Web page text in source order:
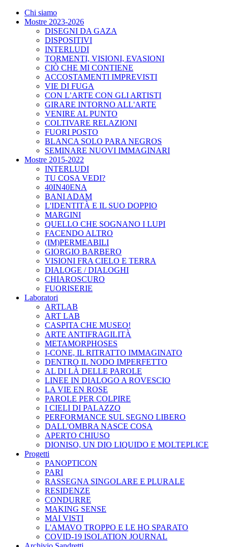
Chi siamo
Mostre 2023-2026
DISEGNI DA GAZA
DISPOSITIVI
INTERLUDI
TORMENTI, VISIONI, EVASIONI
CIÒ CHE MI CONTIENE
ACCOSTAMENTI IMPREVISTI
VIE DI FUGA
CON L’ARTE CON GLI ARTISTI
GIRARE INTORNO ALL'ARTE
VENIRE AL PUNTO
COLTIVARE RELAZIONI
FUORI POSTO
BLANCA SOLO PARA NEGROS
SEMINARE NUOVI IMMAGINARI
Mostre 2015-2022
INTERLUDI
TU COSA VEDI?
40IN40ENA
BANI ADAM
L'IDENTITÀ E IL SUO DOPPIO
MARGINI
QUELLO CHE SOGNANO I LUPI
FACENDO ALTRO
(IM)PERMEABILI
GIORGIO BARBERO
VISIONI FRA CIELO E TERRA
DIALOGE / DIALOGHI
CHIAROSCURO
FUORISERIE
Laboratori
ARTLAB
ART LAB
CASPITA CHE MUSEO!
ARTE ANTIFRAGILITÀ
METAMORPHOSES
I-CONE, IL RITRATTO IMMAGINATO
DENTRO IL NODO IMPERFETTO
AL DI LÀ DELLE PAROLE
LINEE IN DIALOGO A ROVESCIO
LA VIE EN ROSE
PAROLE PER COLPIRE
I CIELI DI PALAZZO
PERFORMANCE SUL SEGNO LIBERO
DALL'OMBRA NASCE COSA
APERTO CHIUSO
DIONISO, UN DIO LIQUIDO E MOLTEPLICE
Progetti
PANOPTICON
PARI
RASSEGNA SINGOLARE E PLURALE
RESIDENZE
CONDURRE
MAKING SENSE
MAI VISTI
L'AMAVO TROPPO E LE HO SPARATO
COVID-19 ISOLATION JOURNAL